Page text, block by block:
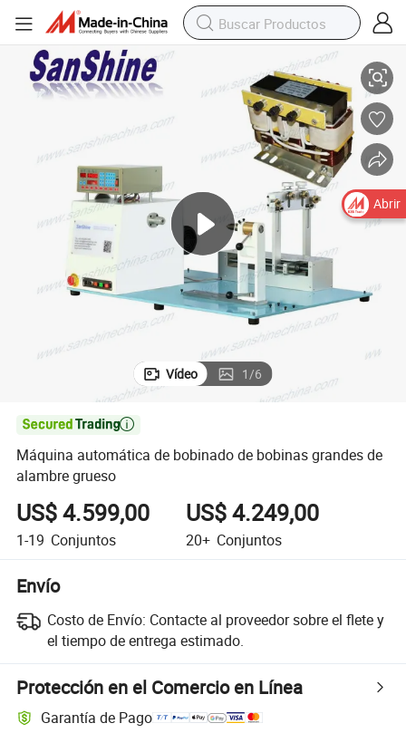
Máquina automática de bobinado de bobinas grandes de alambre
Vídeo 1/6

Máquina automática de bobinado de bobinas grandes de
alambre grueso
US$ 4.599,00
1-19 Conjuntos
US$ 4.249,00
20+ Conjuntos
Envío
Costo de Envío: Contacte al proveedor sobre el flete y
el tiempo de entrega estimado.
Protección en el Comercio en Línea
Garantía de Pago
Abrir